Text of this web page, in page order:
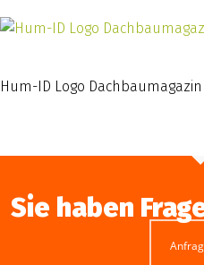
Hum-ID Logo
Sie haben